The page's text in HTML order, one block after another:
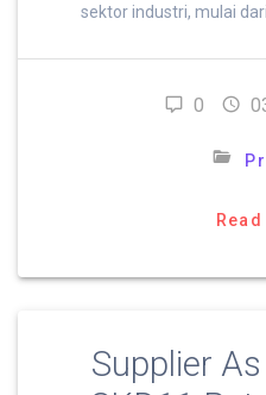
sektor industri, mulai
0
Supplier